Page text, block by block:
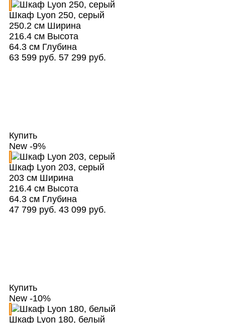
Шкаф Lyon 250, серый
250.2 смШирина
216.4 смВысота
64.3 смГлубина
63 599 руб. 57 299 руб.
Купить
New -9%
Шкаф Lyon 203, серый
203 смШирина
216.4 смВысота
64.3 смГлубина
47 799 руб. 43 099 руб.
Купить
New -10%
Шкаф Lyon 180, белый